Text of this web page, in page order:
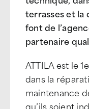
terrasses et la
font de
partenaire
ATTILA est le
dans la
maintenance
qu’ils soient